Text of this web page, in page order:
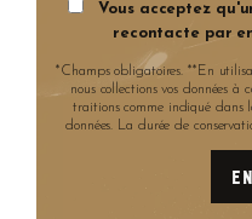
Vous acceptez
recontacte par
*Champs obligatoires. **En
nous collections vos données à
traitions comme indiqué dans
données. La durée de